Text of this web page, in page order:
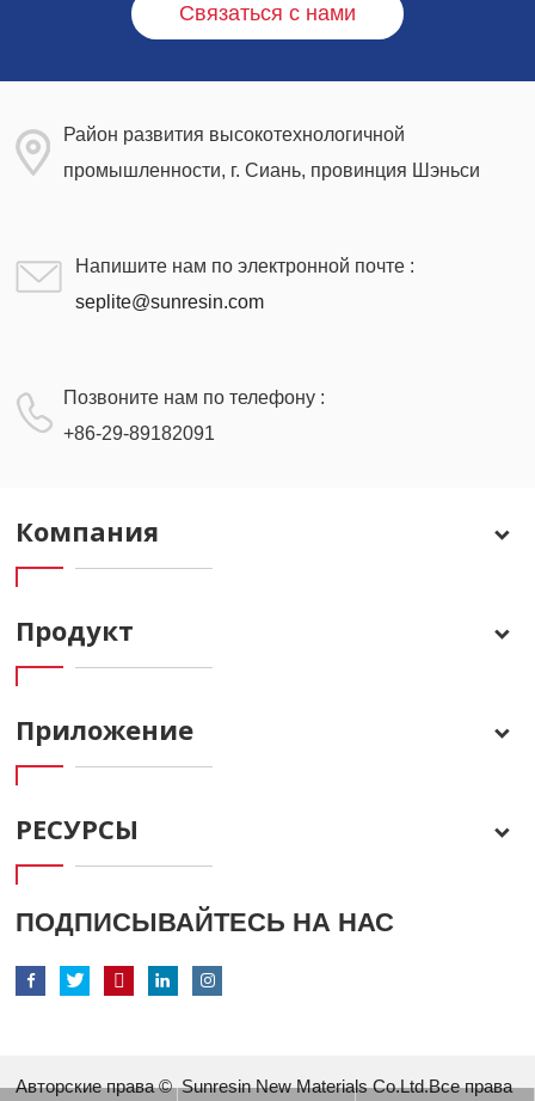
Связаться с нами
Район развития высокотехнологичной
промышленности, г. Сиань, провинция Шэньси
Напишите нам по электронной почте :
seplite@sunresin.com
Позвоните нам по телефону :
+86-29-89182091
Компания
Продукт
Приложение
РЕСУРСЫ
ПОДПИСЫВАЙТЕСЬ НА НАС
Авторские права ©Sunresin New Materials Co.Ltd.Все права